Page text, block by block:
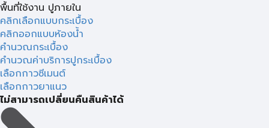
พื้นที่ใช้งาน ปูภายใน
คลิกเลือกแบบกระเบื้อง
คลิกออกแบบห้องน้ำ
คำนวณกระเบื้อง
คำนวณค่าบริการปูกระเบื้อง
เลือกกาวซีเมนต์
เลือกกาวยาแนว
ไม่สามารถเปลี่ยนคืนสินค้าได้